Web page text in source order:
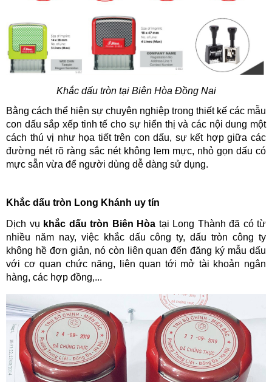
Khắc dấu tròn tại Biên Hòa Đồng Nai
Bằng cách thể hiện sự chuyên nghiệp trong thiết kế các mẫu
con dấu sắp xếp tinh tế cho sự hiển thị và các nội dung một
cách thú vị như họa tiết trên con dấu, sự kết hợp giữa các
đường nét rõ ràng sắc nét không lem mực, nhỏ gọn dấu có
mực sẵn vừa để người dùng dễ dàng sử dụng.
Khắc dấu tròn Long Khánh uy tín
Dịch vụ khắc dấu tròn Biên Hòa tại Long Thành đã có từ
nhiều năm nay, việc khắc dấu công ty, dấu tròn công ty
không hề đơn giản, nó còn liên quan đến đăng ký mẫu dấu
với cơ quan chức năng, liên quan tới mở tài khoản ngân
hàng, các hợp đồng,...